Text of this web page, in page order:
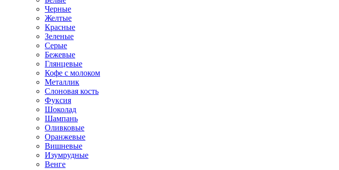
Черные
Желтые
Красные
Зеленые
Серые
Бежевые
Глянцевые
Кофе с молоком
Металлик
Слоновая кость
Фуксия
Шоколад
Шампань
Оливковые
Оранжевые
Вишневые
Изумрудные
Венге